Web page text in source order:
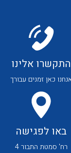
התקשרו אלינו
כאן זמנים עבורך
באו לפגישה
רח' סמטת התבור 4